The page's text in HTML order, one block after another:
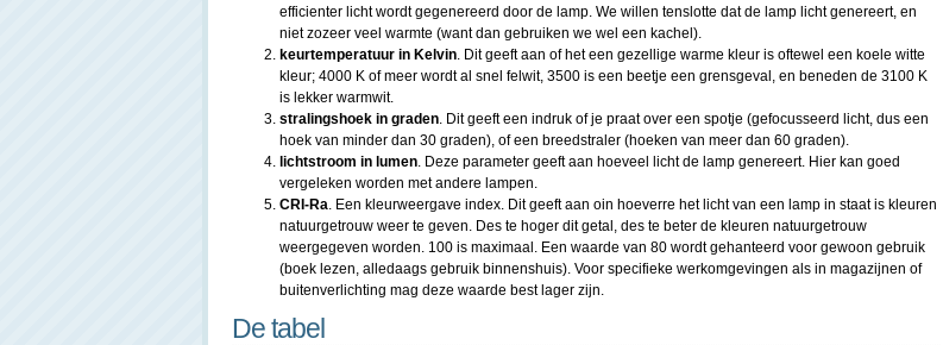
efficienter licht wordt gegenereerd door de lamp. We willen tenslotte dat de lamp licht genereert, en
niet zozeer veel warmte (want dan gebruiken we wel een kachel).
keurtemperatuur in Kelvin. Dit geeft aan of het een gezellige warme kleur is oftewel een koele witte
kleur; 4000 K of meer wordt al snel felwit, 3500 is een beetje een grensgeval, en beneden de 3100 K
is lekker warmwit.
stralingshoek in graden. Dit geeft een indruk of je praat over een spotje (gefocusseerd licht, dus een
hoek van minder dan 30 graden), of een breedstraler (hoeken van meer dan 60 graden).
lichtstroom in lumen. Deze parameter geeft aan hoeveel licht de lamp genereert. Hier kan goed
vergeleken worden met andere lampen.
CRI-Ra. Een kleurweergave index. Dit geeft aan oin hoeverre het licht van een lamp in staat is kleuren
natuurgetrouw weer te geven. Des te hoger dit getal, des te beter de kleuren natuurgetrouw
weergegeven worden. 100 is maximaal. Een waarde van 80 wordt gehanteerd voor gewoon gebruik
(boek lezen, alledaags gebruik binnenshuis). Voor specifieke werkomgevingen als in magazijnen of
buitenverlichting mag deze waarde best lager zijn.
De tabel